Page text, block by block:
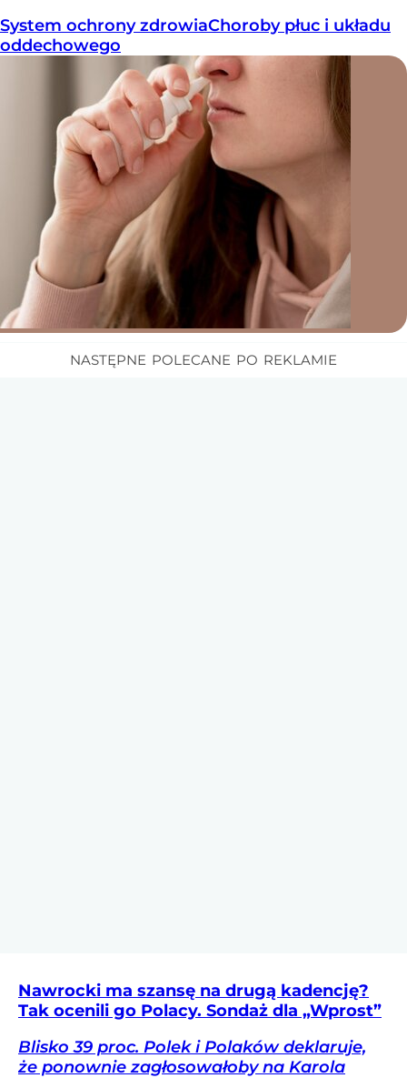
System ochrony zdrowiaChoroby płuc i układu
oddechowego
Nawrocki ma szansę na drugą kadencję?
Tak ocenili go Polacy. Sondaż dla „Wprost”
Blisko 39 proc. Polek i Polaków deklaruje,
że ponownie zagłosowałoby na Karola